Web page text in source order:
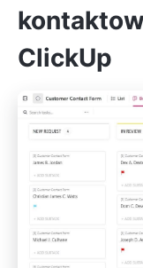
ClickUp